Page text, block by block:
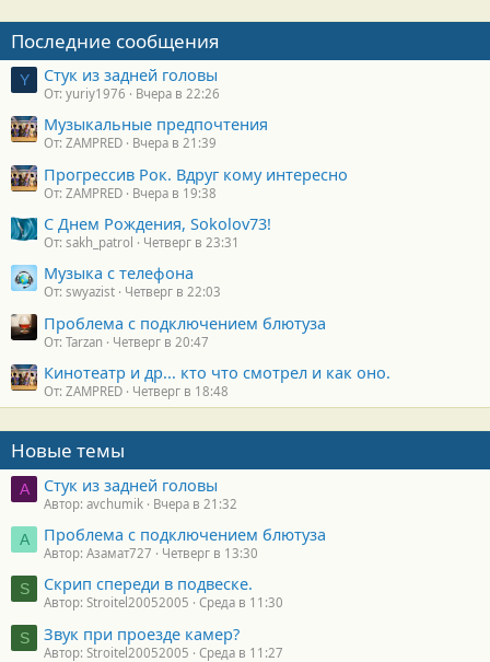
Последние сообщения
Y Стук из задней головы
От: yuriy1976 Вчера в 22:26
Музыкальные предпочтения
От: ZAMPRED Вчера в 21:39
Прогрессив Рок. Вдруг кому интересно
От: ZAMPRED Вчера в 19:38
С Днем Рождения, Sokolov73!
От: sakh_patrol Четверг в 23:31
Музыка с телефона
От: swyazist Четверг в 22:03
Проблема с подключением блютуза
От: Tarzan Четверг в 20:47
Кинотеатр и др... кто что смотрел и как оно.
От: ZAMPRED Четверг в 18:48
Новые темы
A Стук из задней головы
Автор: avchumik Вчера в 21:32
А Проблема с подключением блютуза
Автор: Азамат727 Четверг в 13:30
S Скрип спереди в подвеске.
Автор: Stroitel20052005 Среда в 11:30
S Звук при проезде камер?
Автор: Stroitel20052005 Среда в 11:27